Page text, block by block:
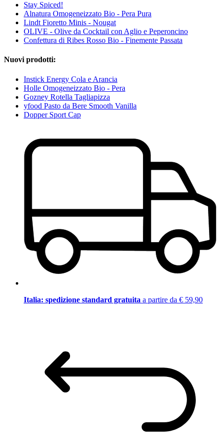
Stay Spiced!
Alnatura Omogeneizzato Bio - Pera Pura
Lindt Fioretto Minis - Nougat
OLIVE - Olive da Cocktail con Aglio e Peperoncino
Confettura di Ribes Rosso Bio - Finemente Passata
Nuovi prodotti:
Instick Energy Cola e Arancia
Holle Omogeneizzato Bio - Pera
Gozney Rotella Tagliapizza
yfood Pasto da Bere Smooth Vanilla
Dopper Sport Cap
Italia: spedizione standard gratuita a partire da € 59,90